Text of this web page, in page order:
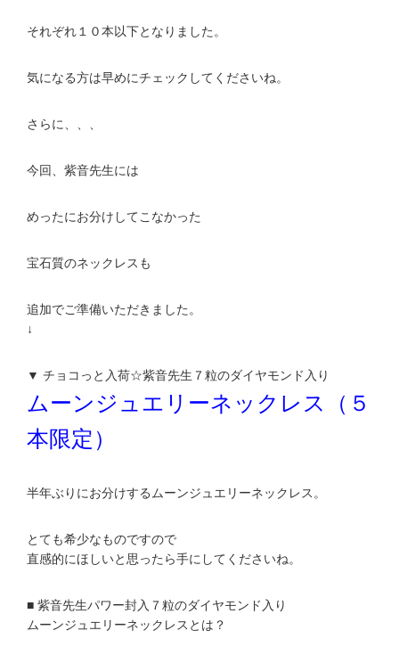
それぞれ１０本以下となりました。
気になる方は早めにチェックしてくださいね。
さらに、、、
今回、紫音先生には
めったにお分けしてこなかった
宝石質のネックレスも
追加でご準備いただきました。
↓
▼ チョコっと入荷☆紫音先生７粒のダイヤモンド入り
ムーンジュエリーネックレス（５
本限定）
半年ぶりにお分けするムーンジュエリーネックレス。
とても希少なものですので
直感的にほしいと思ったら手にしてくださいね。
■ 紫音先生パワー封入７粒のダイヤモンド入り
ムーンジュエリーネックレスとは？